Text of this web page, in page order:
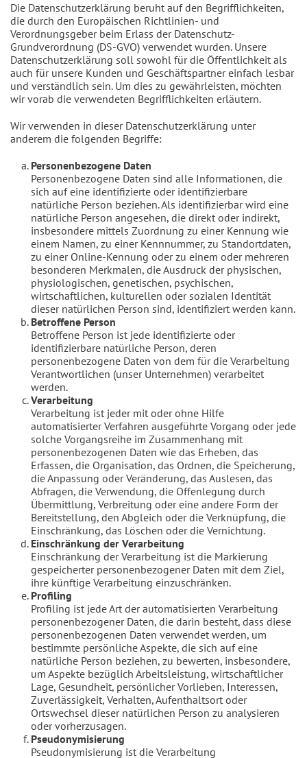
Die Datenschutzerklärung beruht auf den Begrifflichkeiten,
die durch den Europäischen Richtlinien- und
Verordnungsgeber beim Erlass der Datenschutz-
Grundverordnung (DS-GVO) verwendet wurden. Unsere
Datenschutzerklärung soll sowohl für die Öffentlichkeit als
auch für unsere Kunden und Geschäftspartner einfach lesbar
und verständlich sein. Um dies zu gewährleisten, möchten
wir vorab die verwendeten Begrifflichkeiten erläutern.
Wir verwenden in dieser Datenschutzerklärung unter
anderem die folgenden Begriffe:
Personenbezogene Daten
Personenbezogene Daten sind alle Informationen, die
sich auf eine identifizierte oder identifizierbare
natürliche Person beziehen. Als identifizierbar wird eine
natürliche Person angesehen, die direkt oder indirekt,
insbesondere mittels Zuordnung zu einer Kennung wie
einem Namen, zu einer Kennnummer, zu Standortdaten,
zu einer Online-Kennung oder zu einem oder mehreren
besonderen Merkmalen, die Ausdruck der physischen,
physiologischen, genetischen, psychischen,
wirtschaftlichen, kulturellen oder sozialen Identität
dieser natürlichen Person sind, identifiziert werden kann.
Betroffene Person
Betroffene Person ist jede identifizierte oder
identifizierbare natürliche Person, deren
personenbezogene Daten von dem für die Verarbeitung
Verantwortlichen (unser Unternehmen) verarbeitet
werden.
Verarbeitung
Verarbeitung ist jeder mit oder ohne Hilfe
automatisierter Verfahren ausgeführte Vorgang oder jede
solche Vorgangsreihe im Zusammenhang mit
personenbezogenen Daten wie das Erheben, das
Erfassen, die Organisation, das Ordnen, die Speicherung,
die Anpassung oder Veränderung, das Auslesen, das
Abfragen, die Verwendung, die Offenlegung durch
Übermittlung, Verbreitung oder eine andere Form der
Bereitstellung, den Abgleich oder die Verknüpfung, die
Einschränkung, das Löschen oder die Vernichtung.
Einschränkung der Verarbeitung
Einschränkung der Verarbeitung ist die Markierung
gespeicherter personenbezogener Daten mit dem Ziel,
ihre künftige Verarbeitung einzuschränken.
Profiling
Profiling ist jede Art der automatisierten Verarbeitung
personenbezogener Daten, die darin besteht, dass diese
personenbezogenen Daten verwendet werden, um
bestimmte persönliche Aspekte, die sich auf eine
natürliche Person beziehen, zu bewerten, insbesondere,
um Aspekte bezüglich Arbeitsleistung, wirtschaftlicher
Lage, Gesundheit, persönlicher Vorlieben, Interessen,
Zuverlässigkeit, Verhalten, Aufenthaltsort oder
Ortswechsel dieser natürlichen Person zu analysieren
oder vorherzusagen.
Pseudonymisierung
Pseudonymisierung ist die Verarbeitung